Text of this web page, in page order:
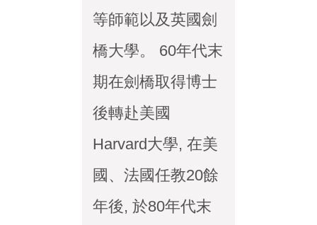
等師範以及英國劍
橋大學。 60年代末
期在劍橋取得博士
後轉赴美國
Harvard大學, 在美
國、法國任教20餘
年後, 於80年代末